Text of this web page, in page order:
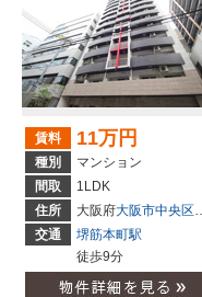
４丁目
賃料 11万円
種別
マンション
間取
1LDK
住所
大阪府大阪市中央区
交通
堺筋本町駅
徒歩9分